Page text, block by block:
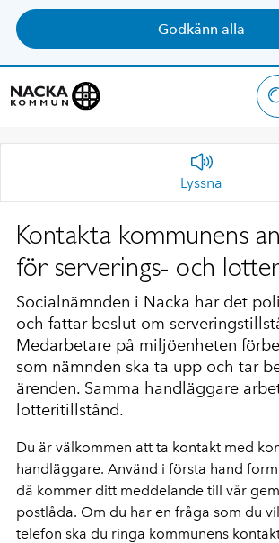
Godkänn alla
Lyssna
Kontakta kommunens
för serverings- och
Socialnämnden i Nacka har det
och fattar beslut om
Medarbetare på miljöenheten
som nämnden ska ta upp och tar
ärenden. Samma handläggare
lotteritillstånd.
Du är välkommen att ta kontakt med
handläggare. Använd i första hand
då kommer ditt meddelande till vår
postlåda. Om du har en fråga som du
telefon ska du ringa kommunens